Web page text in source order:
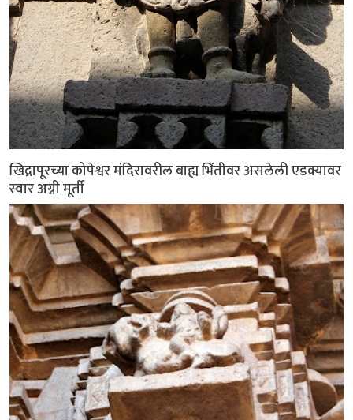
खिद्रापूरच्या कोपेश्वर मंदिरावरील बाह्य भिंतीवर असलेली एडक्यावर
स्वार अग्नी मूर्ती